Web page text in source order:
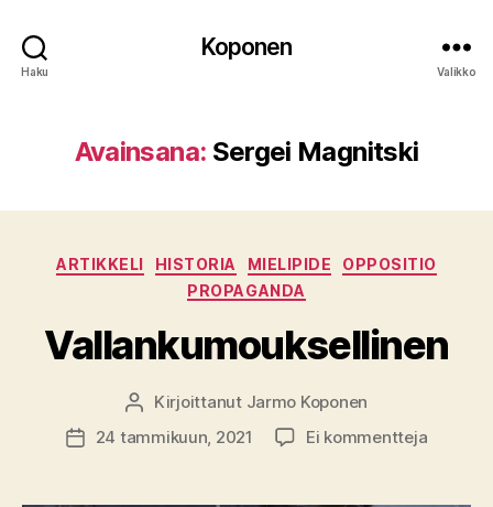
Haku
Koponen
Valikko
Avainsana: Sergei Magnitski
Kategoriat
ARTIKKELI HISTORIA MIELIPIDE
OPPOSITIO
PROPAGANDA
Vallankumouksellinen
Kirjoittaja
Kirjoittanut Jarmo Koponen
Julkaisupäivämäärä
24 tammikuun, 2021 Ei kommentteja